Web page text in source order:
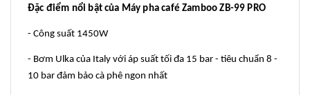
Đặc điểm nổi bật của Máy pha café Zamboo ZB-99 PRO
- Công suất 1450W
- Bơm Ulka của Italy với áp suất tối đa 15 bar - tiêu chuẩn 8 -
10 bar đảm bảo cà phê ngon nhất